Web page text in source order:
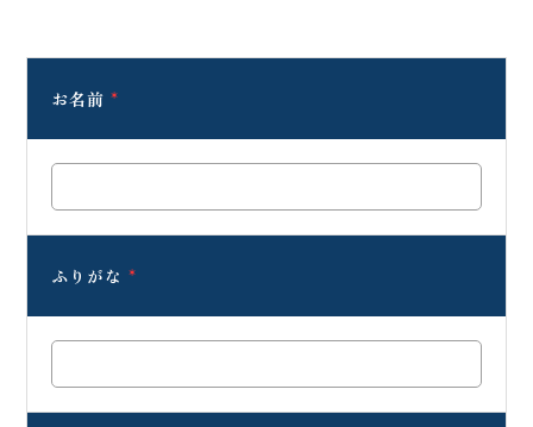
お名前*
ふりがな*